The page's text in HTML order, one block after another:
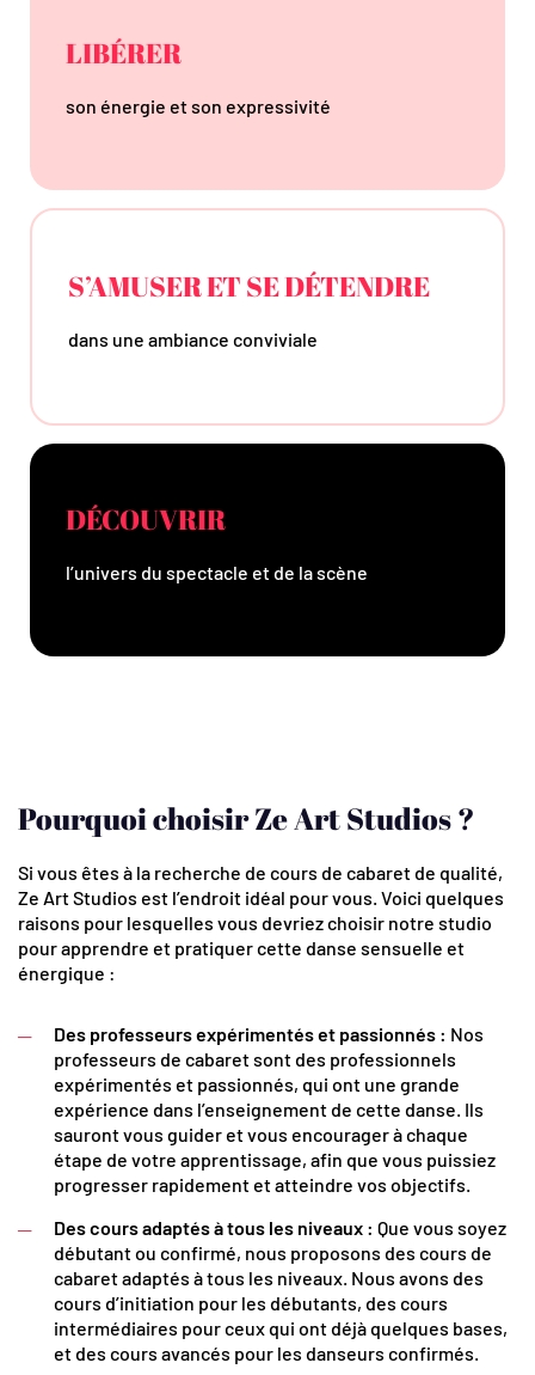
LIBÉRER
son énergie et son expressivité
S’AMUSER ET SE DÉTENDRE
dans une ambiance conviviale
DÉCOUVRIR
l’univers du spectacle et de la scène
Pourquoi choisir Ze Art Studios ?
Si vous êtes à la recherche de cours de cabaret de qualité,
Ze Art Studios est l’endroit idéal pour vous. Voici quelques
raisons pour lesquelles vous devriez choisir notre studio
pour apprendre et pratiquer cette danse sensuelle et
énergique :
Des professeurs expérimentés et passionnés : Nos
professeurs de cabaret sont des professionnels
expérimentés et passionnés, qui ont une grande
expérience dans l’enseignement de cette danse. Ils
sauront vous guider et vous encourager à chaque
étape de votre apprentissage, afin que vous puissiez
progresser rapidement et atteindre vos objectifs.
Des cours adaptés à tous les niveaux : Que vous soyez
débutant ou confirmé, nous proposons des cours de
cabaret adaptés à tous les niveaux. Nous avons des
cours d’initiation pour les débutants, des cours
intermédiaires pour ceux qui ont déjà quelques bases,
et des cours avancés pour les danseurs confirmés.